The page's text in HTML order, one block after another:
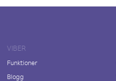
VIBER
Funktioner
Blogg